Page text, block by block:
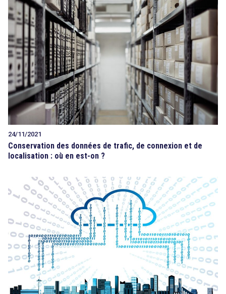
24/11/2021
Conservation des données de trafic, de connexion et de
localisation : où en est-on ?